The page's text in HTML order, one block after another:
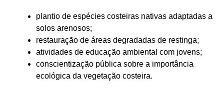
plantio de espécies costeiras nativas adaptadas a
solos arenosos;
restauração de áreas degradadas de restinga;
atividades de educação ambiental com jovens;
conscientização pública sobre a importância
ecológica da vegetação costeira.